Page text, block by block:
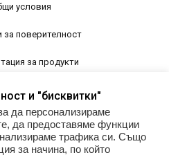
условия
за поверителност
за продукти
Гел лак
и "бисквитки"
да персонализираме
да предоставяме функции
трафика си. Също
за начина, по който